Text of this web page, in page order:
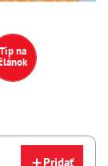
Tip na
Pridať